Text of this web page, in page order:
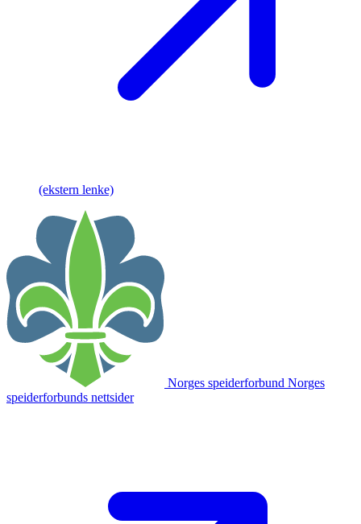
(ekstern lenke)
Norges speiderforbund Norges
speiderforbunds nettsider